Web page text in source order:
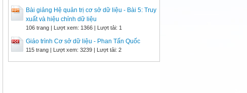
Bài giảng Hệ quản trị cơ sở dữ liệu - Bài 5: Truy
xuất và hiệu chỉnh dữ liệu
106 trang | Lượt xem: 1366 | Lượt tải: 1
Giáo trình Cơ sở dữ liệu - Phan Tấn Quốc
115 trang | Lượt xem: 3239 | Lượt tải: 2